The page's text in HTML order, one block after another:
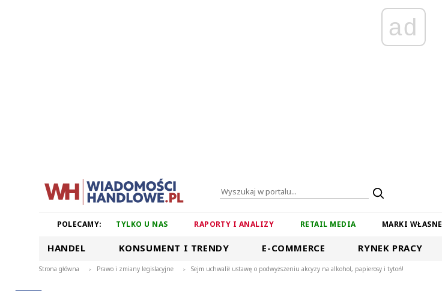
ad
POLECAMY: TYLKO U NAS RAPORTY I ANALIZY RETAIL MEDIA MARKI WŁASNE
HANDEL KONSUMENT I TRENDY E-COMMERCE RYNEK PRACY
Strona główna > Prawo i zmiany legislacyjne > Sejm uchwalił ustawę o podwyższeniu akcyzy na alkohol, papierosy i tytoń!